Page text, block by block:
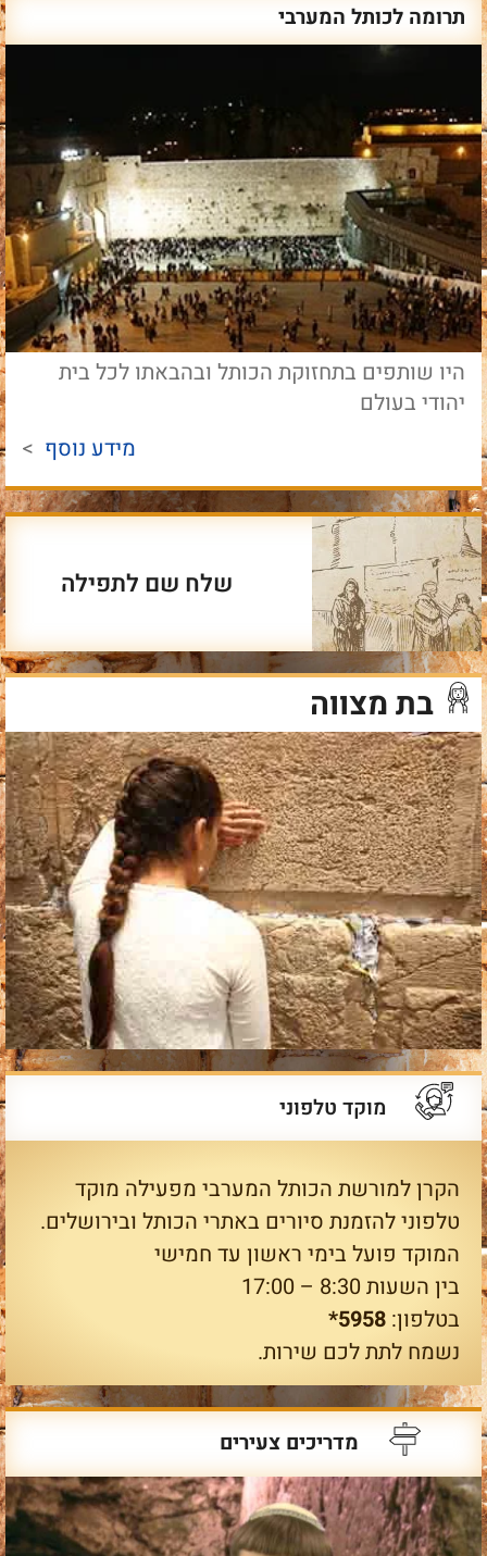
תרומה לכותל המערבי
היו שותפים בתחזוקת הכותל ובהבאתו לכל בית
יהודי בעולם
מידע נוסף >
שלח שם לתפילה
בת מצווה
מוקד טלפוני
הקרן למורשת הכותל המערבי מפעילה מוקד
טלפוני להזמנת סיורים באתרי הכותל ובירושלים.
המוקד פועל בימי ראשון עד חמישי
בין השעות 8:30 – 17:00
בטלפון: 5958*
נשמח לתת לכם שירות.
מדריכים צעירים